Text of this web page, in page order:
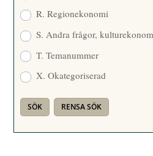
R. Regionekonomi
S. Andra frågor,
T. Temanummer
X. Okategoriserad